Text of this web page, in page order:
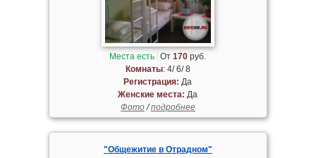
Места есть От170 руб.
Комнаты: 4/ 6/ 8
Регистрация: Да
Женские места: Да
Фото/подробнее
"Общежитие в Отрадном"